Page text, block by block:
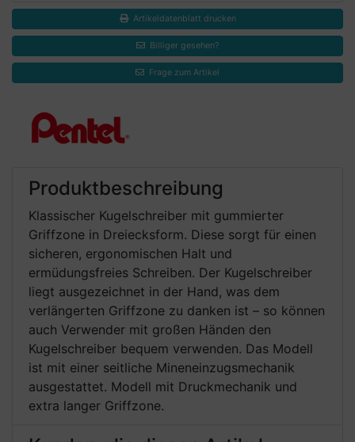
Artikeldatenblatt drucken
Billiger gesehen?
Frage zum Artikel
Produktbeschreibung
Klassischer Kugelschreiber mit gummierter
Griffzone in Dreiecksform. Diese sorgt für einen
sicheren, ergonomischen Halt und
ermüdungsfreies Schreiben. Der Kugelschreiber
liegt ausgezeichnet in der Hand, was dem
verlängerten Griffzone zu danken ist – so können
auch Verwender mit großen Händen den
Kugelschreiber bequem verwenden. Das Modell
ist mit einer seitliche Mineneinzugsmechanik
ausgestattet. Modell mit Druckmechanik und
extra langer Griffzone.